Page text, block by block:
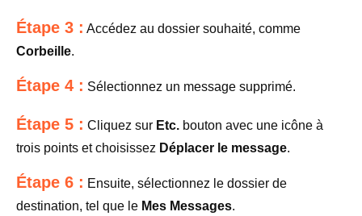
Étape 3 : Accédez au dossier souhaité, comme
Corbeille.
Étape 4 : Sélectionnez un message supprimé.
Étape 5 : Cliquez sur Etc. bouton avec une icône à
trois points et choisissez Déplacer le message.
Étape 6 : Ensuite, sélectionnez le dossier de
destination, tel que le Mes Messages.